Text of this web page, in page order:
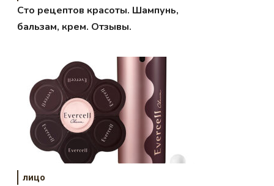
Сто рецептов красоты. Шампунь,
бальзам, крем. Отзывы.
лицо